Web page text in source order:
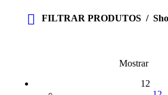
FILTRAR PRODUTOS
Mostrar
12